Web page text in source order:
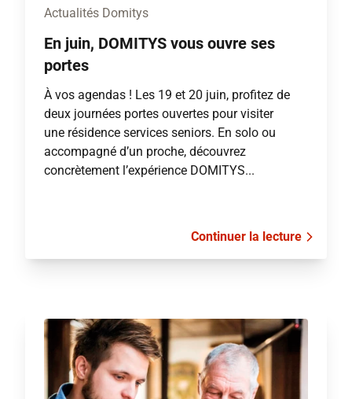
Actualités Domitys
En juin, DOMITYS vous ouvre ses
portes
À vos agendas ! Les 19 et 20 juin, profitez de
deux journées portes ouvertes pour visiter
une résidence services seniors. En solo ou
accompagné d’un proche, découvrez
concrètement l’expérience DOMITYS...
Continuer la lecture